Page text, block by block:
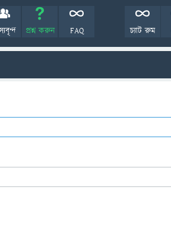
প্রশ্ন করুন FAQ চ্যাট রুম